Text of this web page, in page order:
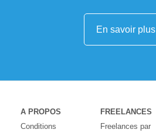
En savoir plus
A PROPOS
Conditions
FREELANCES
Freelances par